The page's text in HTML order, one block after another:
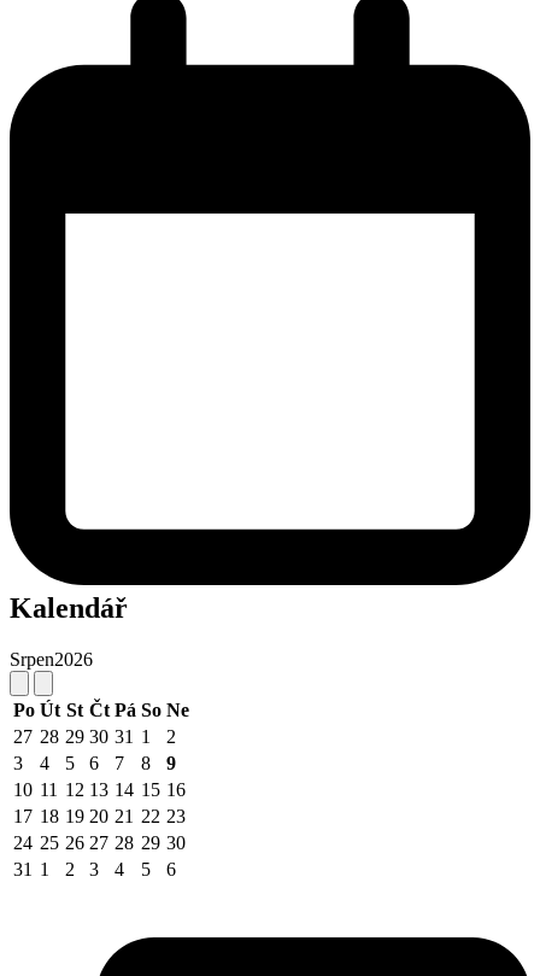
Kalendář
Srpen2026
Po Út St Čt Pá So Ne
27 28 29 30 31 1
2
3
4 5 6 7 8
9
10 11 12 13 14 15 16
17 18 19 20 21 22 23
24 25 26 27 28 29 30
31 1 2 3 4 5 6